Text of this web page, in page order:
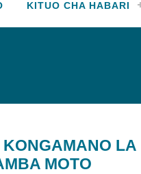
KITUO CHA HABARI
MOTO